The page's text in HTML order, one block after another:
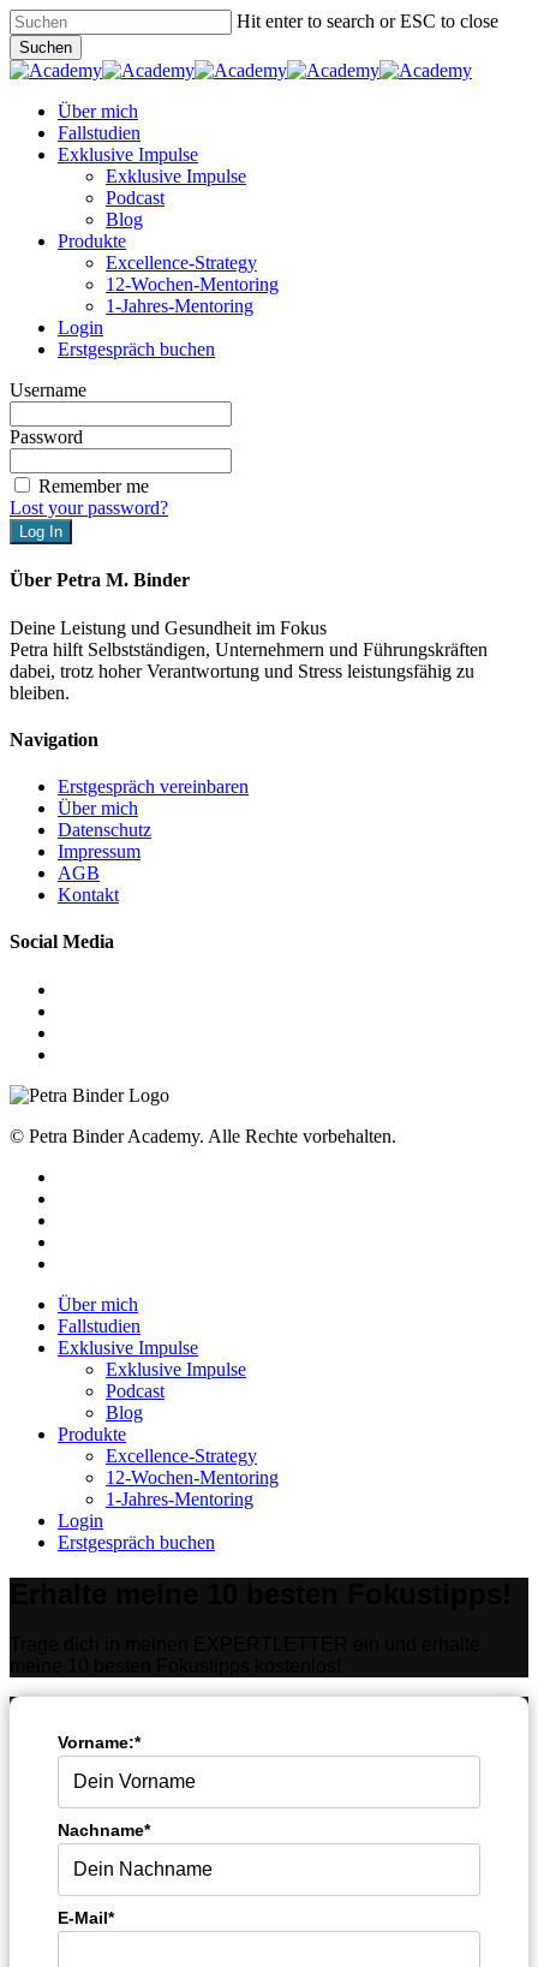
Skip
to
main
content
Hit enter to search or ESC to close
Suchen
Close
Menu
Über mich
Fallstudien
Exklusive Impulse
Exklusive Impulse
Podcast
Blog
Produkte
Excellence-Strategy
12-Wochen-Mentoring
1-Jahres-Mentoring
Login
Erstgespräch buchen
Username
Password
Remember me
Lost your password?
Über Petra M. Binder
Deine Leistung und Gesundheit im Fokus
Petra hilft Selbstständigen, Unternehmern und Führungskräften
dabei, trotz hoher Verantwortung und Stress leistungsfähig zu
bleiben.
Navigation
Erstgespräch vereinbaren
Über mich
Datenschutz
Impressum
AGB
Kontakt
Social Media
© Petra Binder Academy. Alle Rechte vorbehalten.
Close
Menu
Über mich
Fallstudien
Exklusive Impulse
Exklusive Impulse
Podcast
Blog
Produkte
Excellence-Strategy
12-Wochen-Mentoring
1-Jahres-Mentoring
Login
Erstgespräch buchen
Vorname:*
Nachname*
E-Mail*